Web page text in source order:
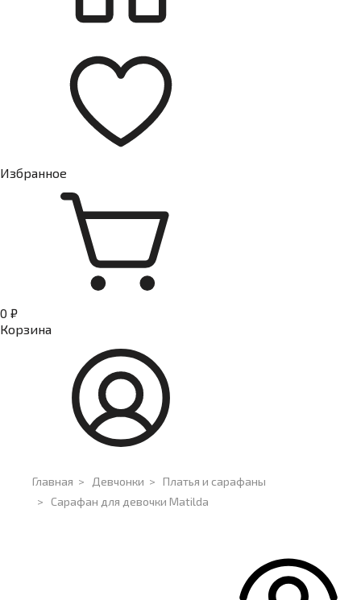
Избранное
0 ₽
Корзина
Главная > Девчонки > Платья и сарафаны
> Сарафан для девочки Matilda